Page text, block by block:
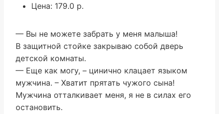
Цена: 179.0 р.
— Вы не можете забрать у меня малыша!
В защитной стойке закрываю собой дверь
детской комнаты.
— Еще как могу, – цинично клацает языком
мужчина. – Хватит прятать чужого сына!
Мужчина отталкивает меня, я не в силах его
остановить.